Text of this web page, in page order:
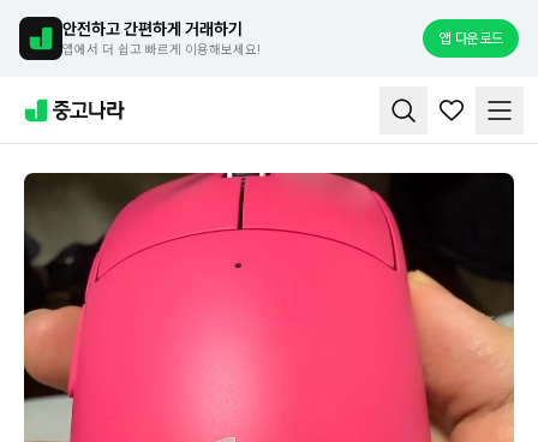
안전하고 간편하게 거래하기
앱에서 더 쉽고 빠르게 이용해보세요!
앱 다운로드